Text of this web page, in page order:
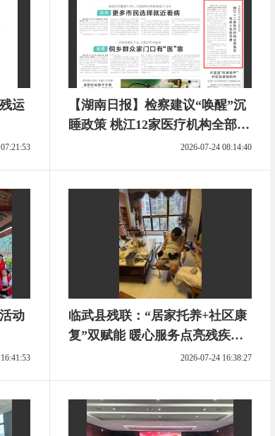
运
【湖南日报】检察建议“唤醒”沉
睡政策 ​桃江12家医疗机构全部落
2026-07-24 08:14:40
动
临武县残联：“居家托养+社区康
复”双赋能 暖心服务点亮残疾人
2026-07-24 16:38:27